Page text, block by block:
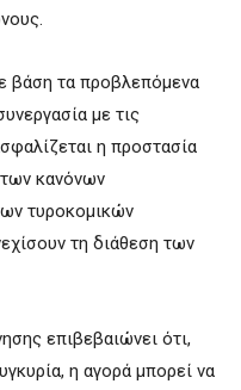
βάση τα προβλεπόμενα
με τις
η προστασία
κανόνων
τυροκομικών
τη διάθεση των
επιβεβαιώνει ότι,
η αγορά μπορεί να